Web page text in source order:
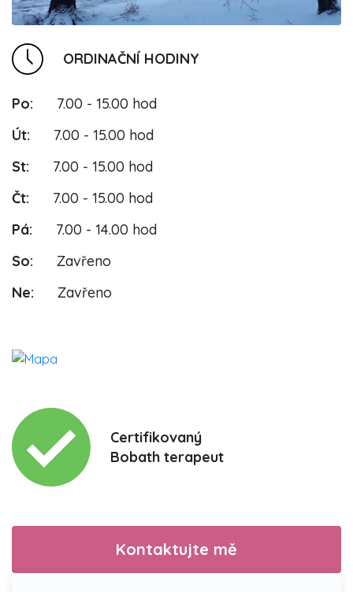
ORDINAČNÍ HODINY
Po:
7.00 - 15.00 hod
Út:
7.00 - 15.00 hod
St:
7.00 - 15.00 hod
Čt:
7.00 - 15.00 hod
Pá:
7.00 - 14.00 hod
So:
Zavřeno
Ne:
Zavřeno
Certifikovaný
Bobath terapeut
Kontaktujte mě